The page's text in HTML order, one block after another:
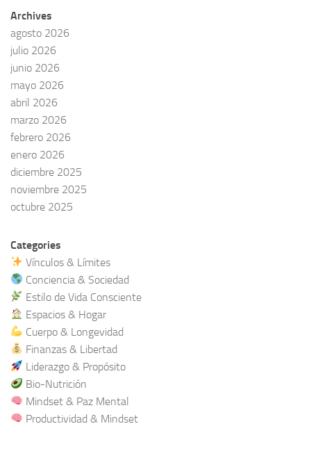
Archives
agosto 2026
julio 2026
junio 2026
mayo 2026
abril 2026
marzo 2026
febrero 2026
enero 2026
diciembre 2025
noviembre 2025
octubre 2025
Categories
Vínculos & Límites
Conciencia & Sociedad
Estilo de Vida Consciente
Espacios & Hogar
Cuerpo & Longevidad
Finanzas & Libertad
Liderazgo & Propósito
Bio-Nutrición
Mindset & Paz Mental
Productividad & Mindset